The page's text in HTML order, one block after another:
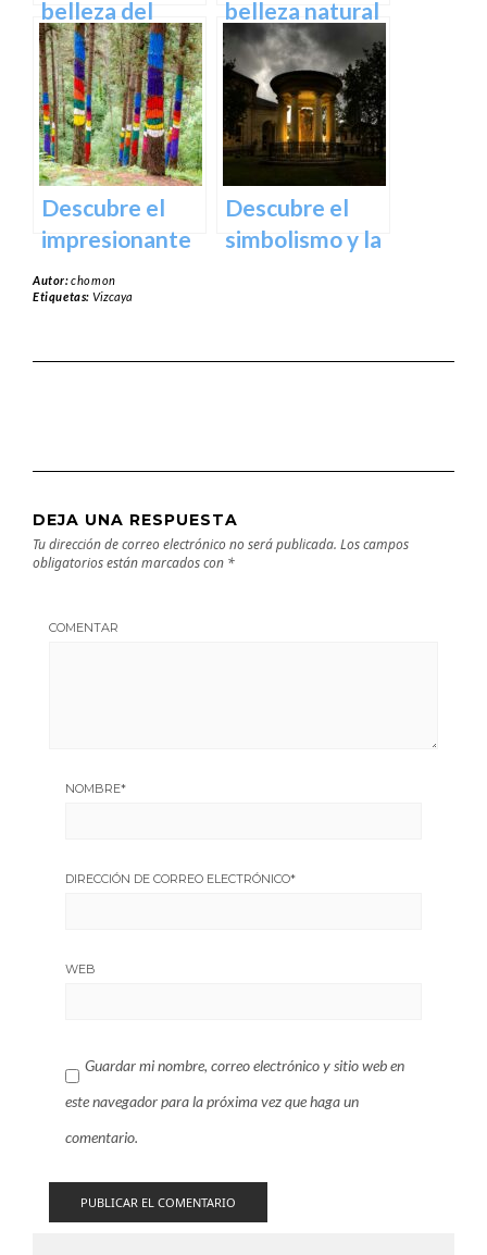
belleza del
Santuario de
Arantzazu en
Guipuzcoa –
Guía turística y
cultural
belleza natural
del Parque
Natural de
Aralar en tu
próxima
escapada
Descubre el
impresionante
arte natural del
Bosque de Oma
Descubre el
simbolismo y la
Vizcaya
Autor:chomon
Etiquetas: Vizcaya
DEJA UNA RESPUESTA
Tu dirección de correo electrónico no será publicada. Los campos
obligatorios están marcados con *
COMENTAR
NOMBRE*
DIRECCIÓN DE CORREO ELECTRÓNICO*
WEB
Guardar mi nombre, correo electrónico y sitio web en
este navegador para la próxima vez que haga un
comentario.